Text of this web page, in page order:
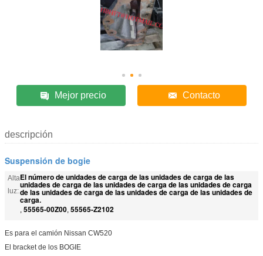
Mejor precio Contacto
descripción
Suspensión de bogie
Alta
luz:
El número de unidades de carga de las unidades de carga de las
unidades de carga de las unidades de carga de las unidades de carga
de las unidades de carga de las unidades de carga de las unidades de
carga.
, 55565-00Z00, 55565-Z2102
Es para el camión Nissan CW520
El bracket de los BOGIE